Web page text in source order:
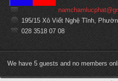
195/15 Xô Viết Nghệ Tĩnh,
028 3518 07 08
We have 5 guests and no members